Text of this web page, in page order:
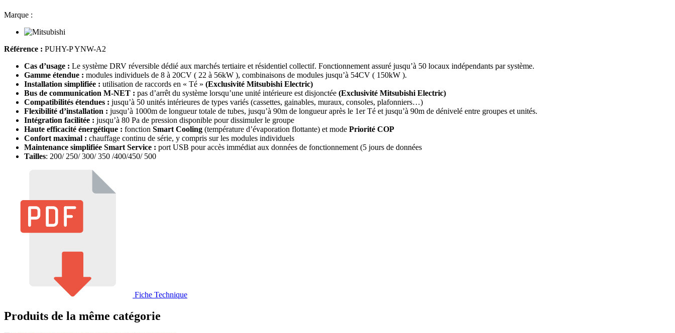
Marque :
Référence : PUHY-P YNW-A2
Cas d’usage : Le système DRV réversible dédié aux marchés tertiaire et résidentiel collectif. Fonctionnement assuré jusqu’à 50 locaux indépendants par système.
Gamme étendue : modules individuels de 8 à 20CV ( 22 à 56kW ), combinaisons de modules jusqu’à 54CV ( 150kW ).
Installation simplifiée : utilisation de raccords en « Té » (Exclusivité Mitsubishi Electric)
Bus de communication M-NET : pas d’arrêt du système lorsqu’une unité intérieure est disjonctée (Exclusivité Mitsubishi Electric)
Compatibilités étendues : jusqu’à 50 unités intérieures de types variés (cassettes, gainables, muraux, consoles, plafonniers…)
Flexibilité d’installation : jusqu’à 1000m de longueur totale de tubes, jusqu’à 90m de longueur après le 1er Té et jusqu’à 90m de dénivelé entre groupes et unités.
Intégration facilitée : jusqu’à 80 Pa de pression disponible pour dissimuler le groupe
Haute efficacité énergétique : fonction Smart Cooling (température d’évaporation flottante) et mode Priorité COP
Confort maximal : chauffage continu de série, y compris sur les modules individuels
Maintenance simplifiée Smart Service : port USB pour accès immédiat aux données de fonctionnement (5 jours de données
Tailles: 200/ 250/ 300/ 350 /400/450/ 500
Fiche Technique
Produits de la même catégorie